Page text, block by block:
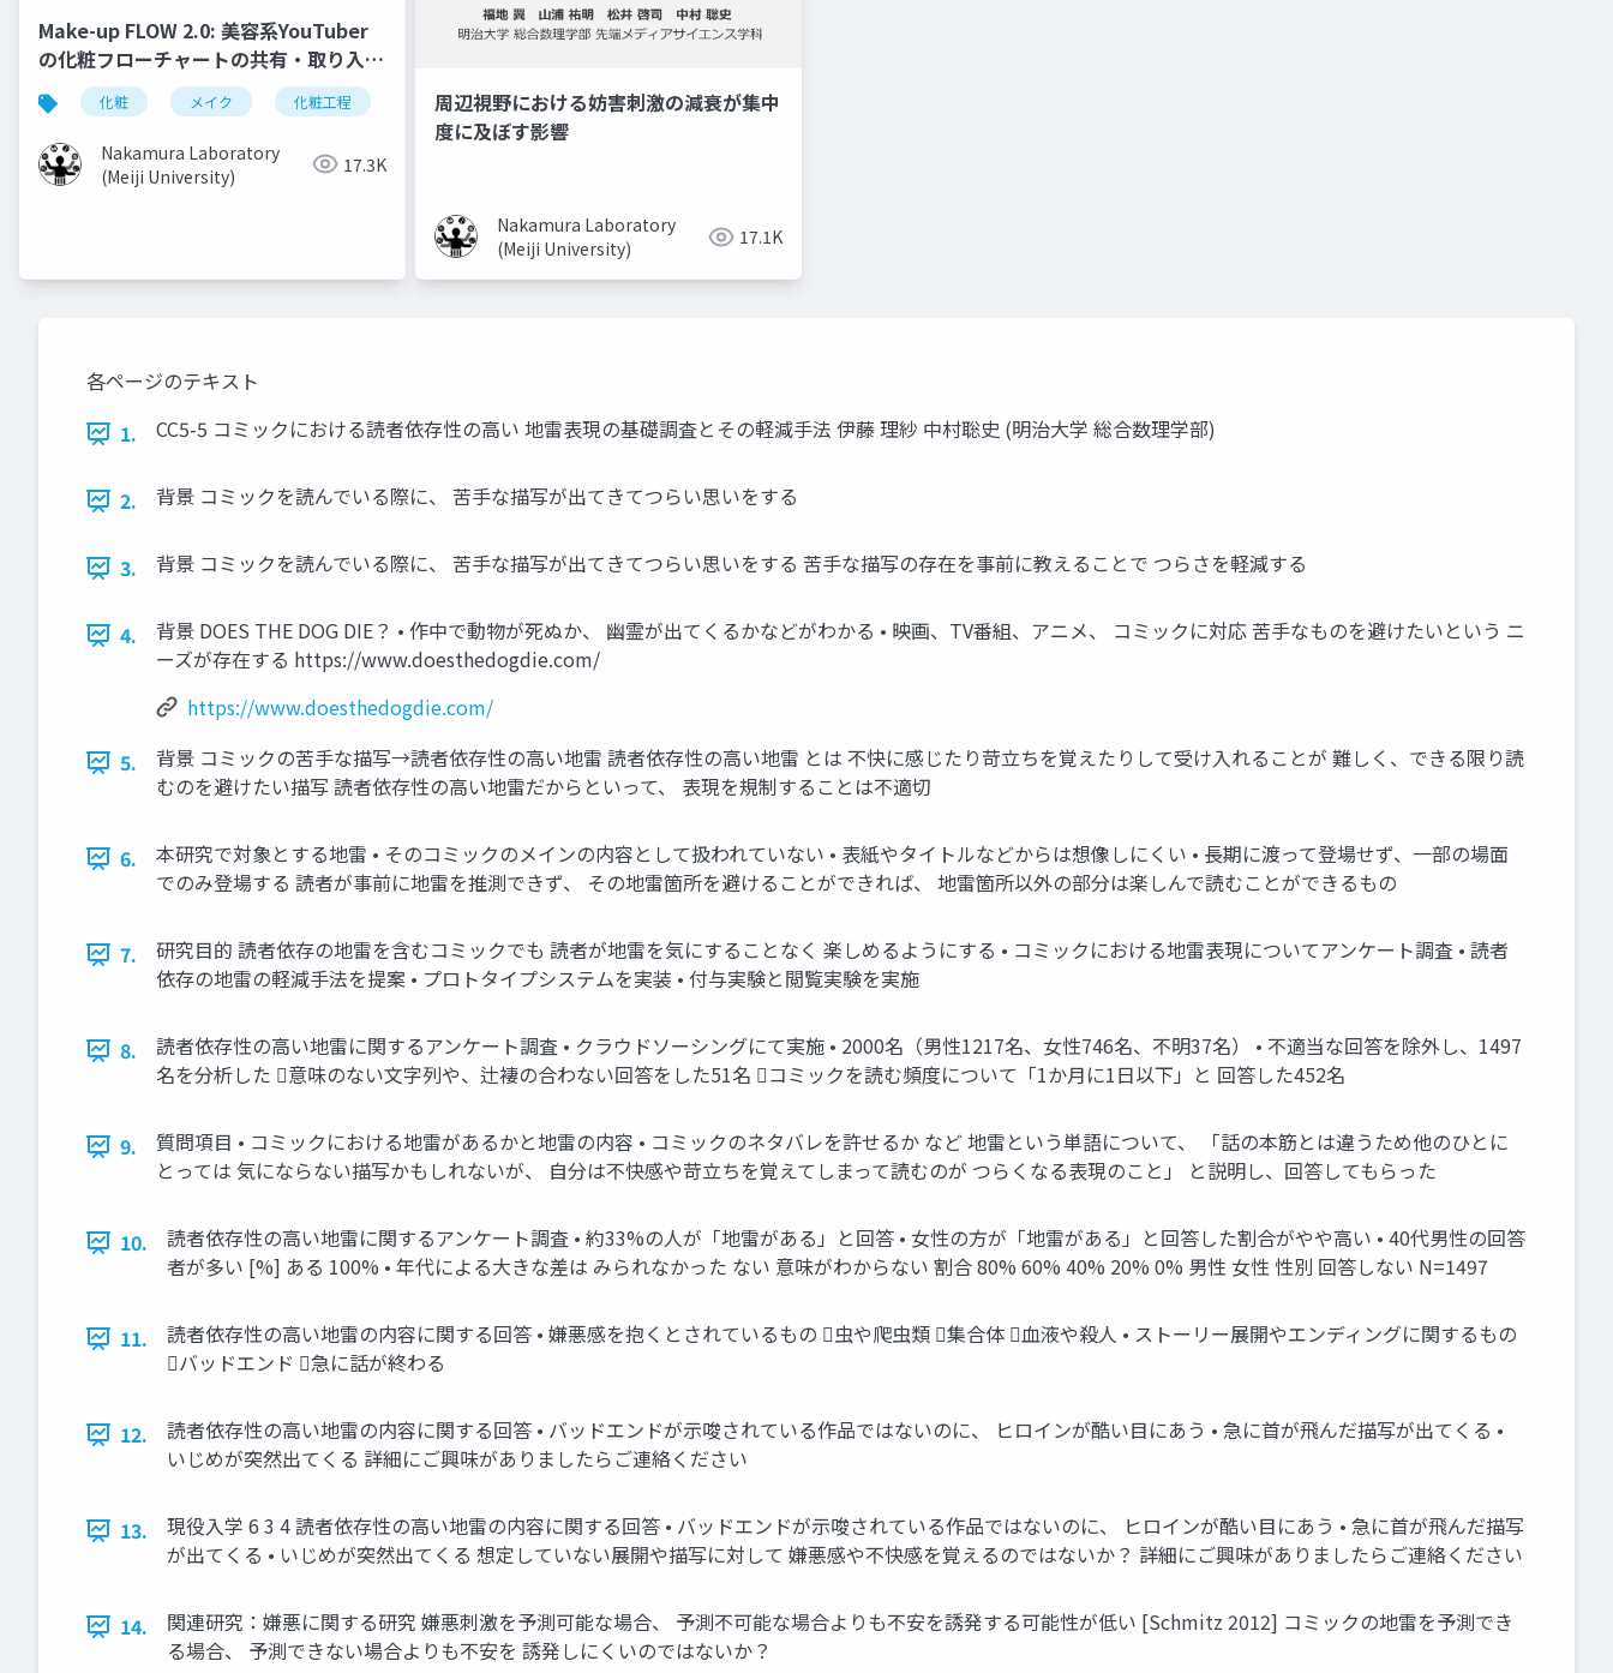
Make-up FLOW 2.0: 美容系YouTuber
の化粧フローチャートの共有・取り入れ
手法
化粧 メイク 化粧工程 フローチャート 美容系youtuber 取り入れ
Nakamura Laboratory
(Meiji University)
17.3K
周辺視野における妨害刺激の減衰が集中
度に及ぼす影響
Nakamura Laboratory
(Meiji University)
17.1K
各ページのテキスト
1.
CC5-5 コミックにおける読者依存性の高い 地雷表現の基礎調査とその軽減手法 伊藤 理紗 中村聡史 (明治大学 総合数理学部)
2. 背景 コミックを読んでいる際に、 苦手な描写が出てきてつらい思いをする
3. 背景 コミックを読んでいる際に、 苦手な描写が出てきてつらい思いをする 苦手な描写の存在を事前に教えることで つらさを軽減する
4.
背景 DOES THE DOG DIE？ • 作中で動物が死ぬか、 幽霊が出てくるかなどがわかる • 映画、TV番組、アニメ、 コミックに対応 苦手なものを避けたいという ニ
ーズが存在する https://www.doesthedogdie.com/
https://www.doesthedogdie.com/
5.
背景 コミックの苦手な描写→読者依存性の高い地雷 読者依存性の高い地雷 とは 不快に感じたり苛立ちを覚えたりして受け入れることが 難しく、できる限り読
むのを避けたい描写 読者依存性の高い地雷だからといって、 表現を規制することは不適切
6.
本研究で対象とする地雷 • そのコミックのメインの内容として扱われていない • 表紙やタイトルなどからは想像しにくい • 長期に渡って登場せず、一部の場面
でのみ登場する 読者が事前に地雷を推測できず、 その地雷箇所を避けることができれば、 地雷箇所以外の部分は楽しんで読むことができるもの
7.
研究目的 読者依存の地雷を含むコミックでも 読者が地雷を気にすることなく 楽しめるようにする • コミックにおける地雷表現についてアンケート調査 • 読者
依存の地雷の軽減手法を提案 • プロトタイプシステムを実装 • 付与実験と閲覧実験を実施
8.
読者依存性の高い地雷に関するアンケート調査 • クラウドソーシングにて実施 • 2000名（男性1217名、女性746名、不明37名） • 不適当な回答を除外し、1497
名を分析した 意味のない文字列や、辻褄の合わない回答をした51名 コミックを読む頻度について「1か月に1日以下」と 回答した452名
9.
質問項目 • コミックにおける地雷があるかと地雷の内容 • コミックのネタバレを許せるか など 地雷という単語について、 「話の本筋とは違うため他のひとに
とっては 気にならない描写かもしれないが、 自分は不快感や苛立ちを覚えてしまって読むのが つらくなる表現のこと」 と説明し、回答してもらった
10.
読者依存性の高い地雷に関するアンケート調査 • 約33%の人が「地雷がある」と回答 • 女性の方が「地雷がある」と回答した割合がやや高い • 40代男性の回答
者が多い [%] ある 100% • 年代による大きな差は みられなかった ない 意味がわからない 割合 80% 60% 40% 20% 0% 男性 女性 性別 回答しない N=1497
11.
読者依存性の高い地雷の内容に関する回答 • 嫌悪感を抱くとされているもの 虫や爬虫類 集合体 血液や殺人 • ストーリー展開やエンディングに関するもの
バッドエンド 急に話が終わる
12.
読者依存性の高い地雷の内容に関する回答 • バッドエンドが示唆されている作品ではないのに、 ヒロインが酷い目にあう • 急に首が飛んだ描写が出てくる •
いじめが突然出てくる 詳細にご興味がありましたらご連絡ください
13.
現役入学 6 3 4 読者依存性の高い地雷の内容に関する回答 • バッドエンドが示唆されている作品ではないのに、 ヒロインが酷い目にあう • 急に首が飛んだ描写
が出てくる • いじめが突然出てくる 想定していない展開や描写に対して 嫌悪感や不快感を覚えるのではないか？ 詳細にご興味がありましたらご連絡ください
14.
関連研究：嫌悪に関する研究 嫌悪刺激を予測可能な場合、 予測不可能な場合よりも不安を誘発する可能性が低い [Schmitz 2012] コミックの地雷を予測でき
る場合、 予測できない場合よりも不安を 誘発しにくいのではないか？